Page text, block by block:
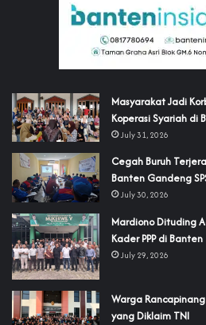
‎Masyarakat Jadi
Koperasi Syariah di
July 31, 2026
Cegah Buruh
Banten Gandeng
July 30, 2026
‎Mardiono Dituding
Kader PPP di Banten
July 29, 2026
‎Warga
yang Diklaim TNI‎‎